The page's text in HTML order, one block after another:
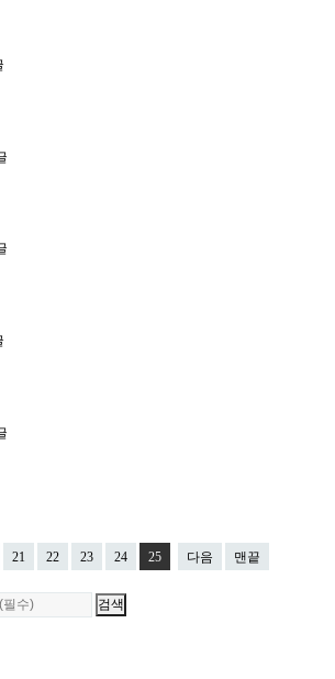
21 22 23 24 25 다음 맨끝